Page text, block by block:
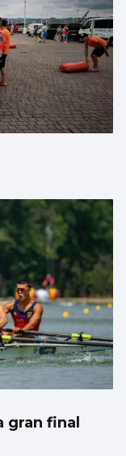
gran final